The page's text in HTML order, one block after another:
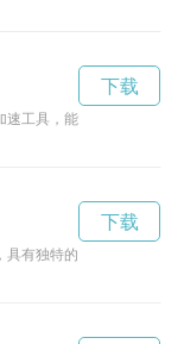
工具，能够帮助用户畅
下载
具有独特的生存方式和功
下载